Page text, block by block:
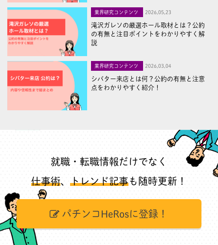
業界研究コンテンツ 2026,05,23
滝沢ガレソの厳選ホール取材とは？公約
の有無と注目ポイントをわかりやすく解
説
業界研究コンテンツ 2026,03,04
シバター来店とは何？公約の有無と注意
点をわかりやすく紹介！
就職・転職情報だけでなく
仕事術、 トレンド記事も随時更新！
パチンコHeRosに登録！